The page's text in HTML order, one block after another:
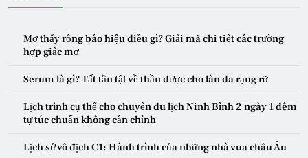
Mơ thấy rồng báo hiệu điều gì? Giải mã chi tiết các trường
hợp giấc mơ
Serum là gì? Tất tần tật về thần dược cho làn da rạng rỡ
Lịch trình cụ thể cho chuyến du lịch Ninh Bình 2 ngày 1 đêm
tự túc chuẩn không cần chỉnh
Lịch sử vô địch C1: Hành trình của những nhà vua châu Âu